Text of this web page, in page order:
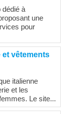
dédié à
une
pour
et vêtements
italienne
et les
Le site...